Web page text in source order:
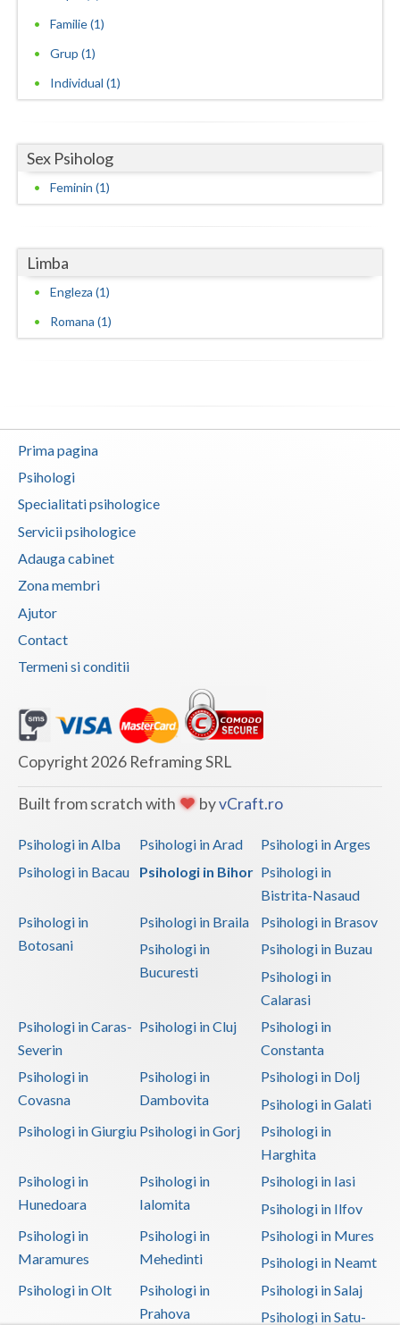
Teleorman
Tulcea
Vaslui
Vrancea
Familie (1)
Grup (1)
Individual (1)
Sex Psiholog
Feminin (1)
Limba
Engleza (1)
Romana (1)
Prima pagina
Psihologi
Specialitati psihologice
Servicii psihologice
Adauga cabinet
Zona membri
Ajutor
Contact
Termeni si conditii
Copyright 2026 Reframing SRL
Built from scratch with byvCraft.ro
Psihologi in Alba Psihologi in Arad
Psihologi in Arges
Psihologi in Bacau
Psihologi in Bihor Psihologi in
Bistrita-Nasaud
Psihologi in
Botosani
Psihologi in Braila
Psihologi in Brasov
Psihologi in
Bucuresti
Psihologi in Buzau
Psihologi in
Calarasi
Psihologi in Caras-
Severin
Psihologi in Cluj
Psihologi in
Constanta
Psihologi in
Covasna
Psihologi in
Dambovita
Psihologi in Dolj
Psihologi in Galati
Psihologi in Giurgiu Psihologi in Gorj
Psihologi in
Harghita
Psihologi in
Hunedoara
Psihologi in
Ialomita
Psihologi in Iasi
Psihologi in Ilfov
Psihologi in
Maramures
Psihologi in
Mehedinti
Psihologi in Mures
Psihologi in Neamt
Psihologi in Olt
Psihologi in
Prahova
Psihologi in Salaj
Psihologi in Satu-